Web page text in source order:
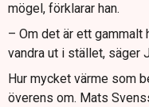
mögel, förklarar han.
– Om det är ett gammalt
vandra ut i stället, säger
Hur mycket värme som
överens om. Mats